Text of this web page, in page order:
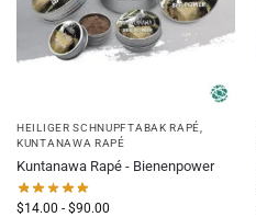
HEILIGER SCHNUPFTABAK RAPÉ
KUNTANAWA RAPÉ
Kuntanawa Rapé - Bienenpower
$14.00 - $90.00